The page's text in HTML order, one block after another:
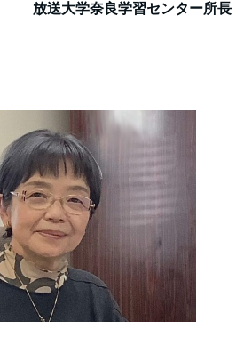
放送大学奈良学習センター所長